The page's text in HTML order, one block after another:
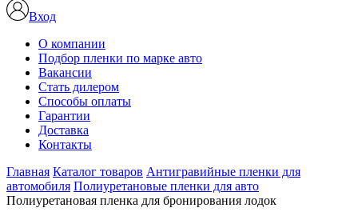
Вход
О компании
Подбор пленки по марке авто
Вакансии
Стать дилером
Способы оплаты
Гарантии
Доставка
Контакты
Главная Каталог товаров Антигравийные пленки для
автомобиля Полиуретановые пленки для авто
Полиуретановая пленка для бронирования лодок